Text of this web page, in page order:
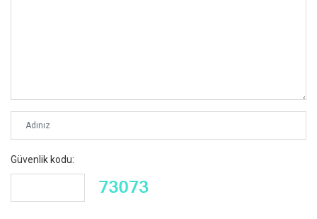
Güvenlik kodu: